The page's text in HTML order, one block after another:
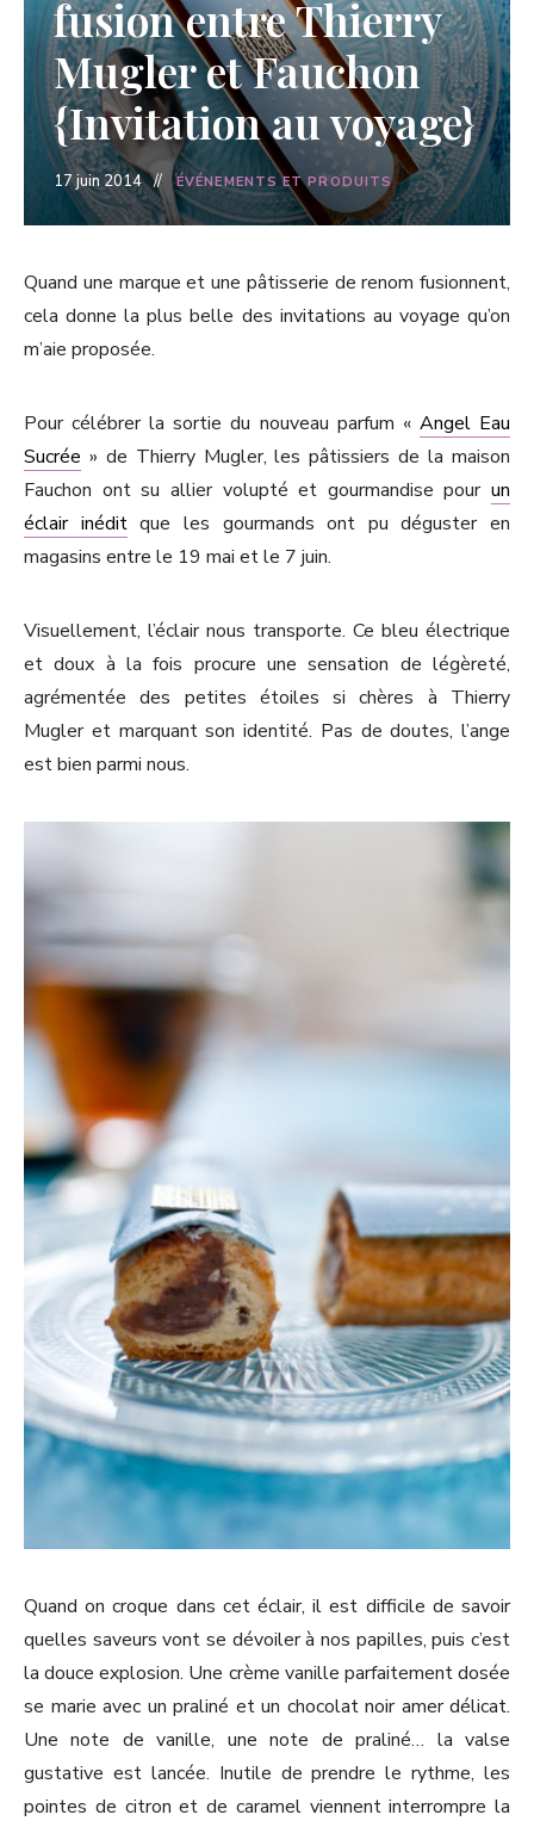
fusion entre Thierry
Mugler et Fauchon
{Invitation au voyage}
17 juin 2014 ÉVÉNEMENTS ET PRODUITS
Quand une marque et une pâtisserie de renom fusionnent,
cela donne la plus belle des invitations au voyage qu’on
m’aie proposée.
Pour célébrer la sortie du nouveau parfum « Angel Eau
Sucrée » de Thierry Mugler, les pâtissiers de la maison
Fauchon ont su allier volupté et gourmandise pour un
éclair inéditque les gourmands ont pu déguster en
magasins entre le 19 mai et le 7 juin.
Visuellement, l’éclair nous transporte. Ce bleu électrique
et doux à la fois procure une sensation de légèreté,
agrémentée des petites étoiles si chères à Thierry
Mugler et marquant son identité. Pas de doutes, l’ange
est bien parmi nous.
Quand on croque dans cet éclair, il est difficile de savoir
quelles saveurs vont se dévoiler à nos papilles, puis c’est
la douce explosion. Une crème vanille parfaitement dosée
se marie avec un praliné et un chocolat noir amer délicat.
Une note de vanille, une note de praliné… la valse
gustative est lancée. Inutile de prendre le rythme, les
pointes de citron et de caramel viennent interrompre la